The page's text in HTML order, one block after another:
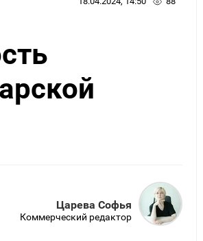
Царева Софья
Коммерческий редактор